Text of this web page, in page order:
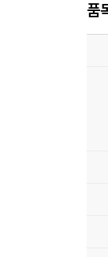
품